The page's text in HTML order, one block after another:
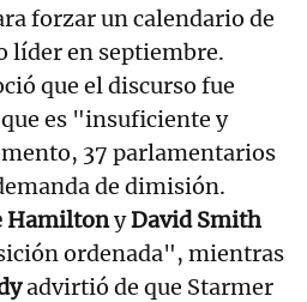
forzar un calendario de
líder en septiembre.
que el discurso fue
es "insuficiente y
37 parlamentarios
de dimisión.
HamiltonyDavid Smith
ordenada", mientras
advirtió de que Starmer